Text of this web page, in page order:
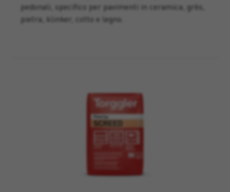
pedonali, specifico per pavimenti in ceramica, grès,
pietra, klinker, cotto e legno.